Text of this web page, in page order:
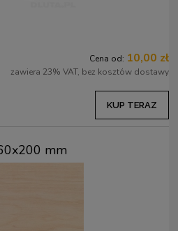
Cena od: 10,00 zł
zawiera 23% VAT, bez kosztów dostawy
KUP TERAZ
mm